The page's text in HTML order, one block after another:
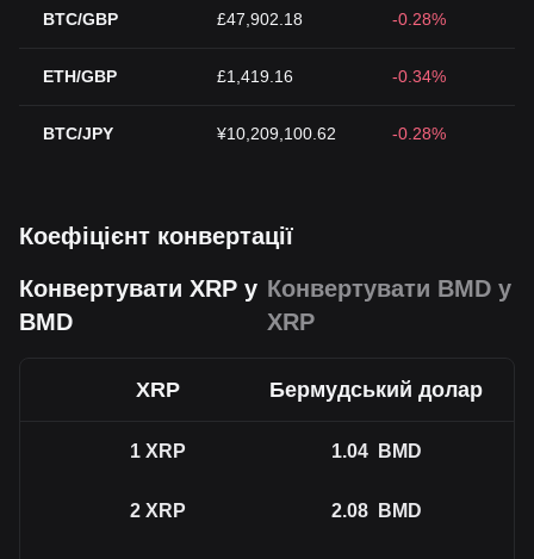
BTC/GBP £47,902.18 -0.28%
ETH/GBP £1,419.16 -0.34%
BTC/JPY ¥10,209,100.62 -0.28%
Коефіцієнт конвертації
Конвертувати XRP у
BMD
Конвертувати BMD у
XRP
XRP Бермудський долар
1 XRP 1.04 BMD
2 XRP 2.08 BMD